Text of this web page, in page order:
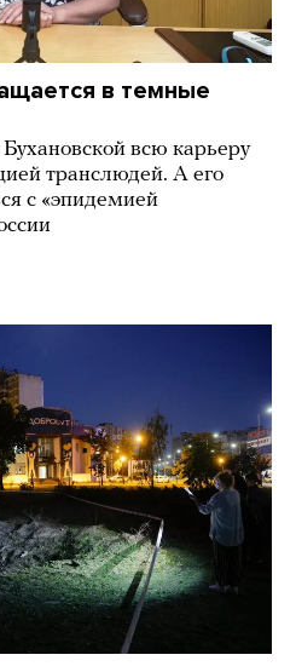
в темные
всю карьеру
транслюдей. А его
с «эпидемией